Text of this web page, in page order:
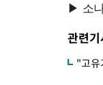
관련
"고유